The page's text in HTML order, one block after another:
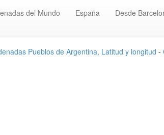
del Mundo España Desde
Pueblos de Argentina, Latitud y longitud -